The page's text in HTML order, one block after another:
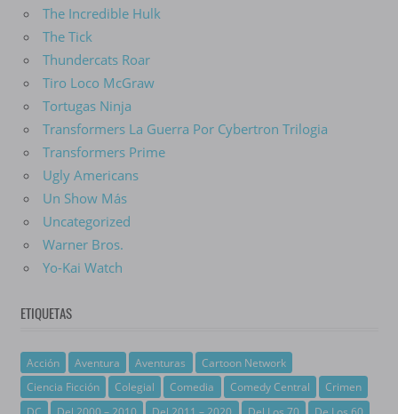
The Incredible Hulk
The Tick
Thundercats Roar
Tiro Loco McGraw
Tortugas Ninja
Transformers La Guerra Por Cybertron Trilogia
Transformers Prime
Ugly Americans
Un Show Más
Uncategorized
Warner Bros.
Yo-Kai Watch
ETIQUETAS
Acción Aventura Aventuras
Cartoon Network
Ciencia Ficción
Colegial Comedia Comedy Central
Crimen